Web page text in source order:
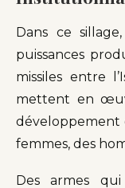
Dans ce
puissances
missiles entre
mettent en
développement
femmes, des
Des armes